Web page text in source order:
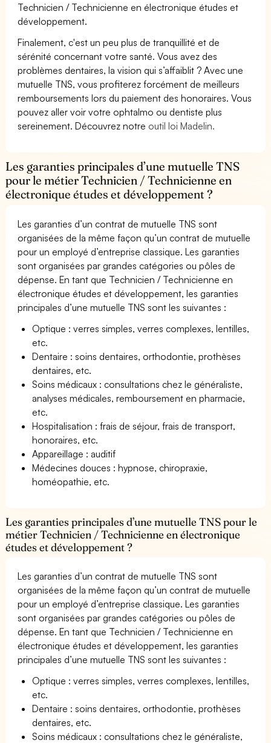
Technicien / Technicienne en électronique études et
développement.
Finalement, c'est un peu plus de tranquillité et de
sérénité concernant votre santé. Vous avez des
problèmes dentaires, la vision qui s’affaiblit ? Avec une
mutuelle TNS, vous profiterez forcément de meilleurs
remboursements lors du paiement des honoraires. Vous
pouvez aller voir votre ophtalmo ou dentiste plus
sereinement. Découvrez notre outil loi Madelin.
Les garanties principales d’une mutuelle TNS
pour le métier Technicien / Technicienne en
électronique études et développement ?
Les garanties d’un contrat de mutuelle TNS sont
organisées de la même façon qu’un contrat de mutuelle
pour un employé d’entreprise classique. Les garanties
sont organisées par grandes catégories ou pôles de
dépense. En tant que Technicien / Technicienne en
électronique études et développement, les garanties
principales d’une mutuelle TNS sont les suivantes :
Optique : verres simples, verres complexes, lentilles,
etc.
Dentaire : soins dentaires, orthodontie, prothèses
dentaires, etc.
Soins médicaux : consultations chez le généraliste,
analyses médicales, remboursement en pharmacie,
etc.
Hospitalisation : frais de séjour, frais de transport,
honoraires, etc.
Appareillage : auditif
Médecines douces : hypnose, chiropraxie,
homéopathie, etc.
Les garanties principales d’une mutuelle TNS pour le
métier Technicien / Technicienne en électronique
études et développement ?
Les garanties d’un contrat de mutuelle TNS sont
organisées de la même façon qu’un contrat de mutuelle
pour un employé d’entreprise classique. Les garanties
sont organisées par grandes catégories ou pôles de
dépense. En tant que Technicien / Technicienne en
électronique études et développement, les garanties
principales d’une mutuelle TNS sont les suivantes :
Optique : verres simples, verres complexes, lentilles,
etc.
Dentaire : soins dentaires, orthodontie, prothèses
dentaires, etc.
Soins médicaux : consultations chez le généraliste,